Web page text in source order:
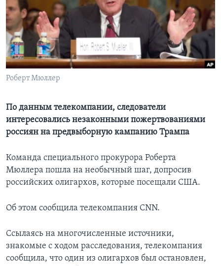
Learning English
СОЦИАЛЬНЫЕ СЕТИ
Роберт Мюллер
По данным телекомпании, следователи
интересовались незаконными пожертвованиями
россиян на предвыборную кампанию Трампа
Команда специального прокурора Роберта
Мюллера пошла на необычный шаг, допросив
российских олигархов, которые посещали США.
Об этом сообщила телекомпания CNN.
Ссылаясь на многочисленные источники,
знакомые с ходом расследования, телекомпания
сообщила, что один из олигархов был остановлен,